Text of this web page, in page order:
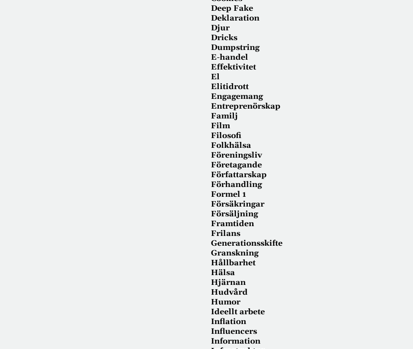
Deep Fake
Deklaration
Djur
Dricks
Dumpstring
E-handel
Effektivitet
El
Elitidrott
Engagemang
Entreprenörskap
Familj
Film
Filosofi
Folkhälsa
Föreningsliv
Företagande
Författarskap
Förhandling
Formel 1
Försäkringar
Försäljning
Framtiden
Frilans
Generationsskifte
Granskning
Hållbarhet
Hälsa
Hjärnan
Hudvård
Humor
Ideellt arbete
Inflation
Influencers
Information